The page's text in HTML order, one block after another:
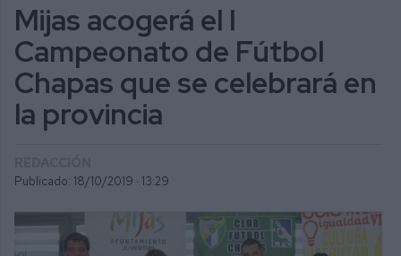
Mijas acogerá el I
Campeonato de Fútbol
Chapas que se celebrará en
la provincia
Publicado: 18/10/2019 · 13:29